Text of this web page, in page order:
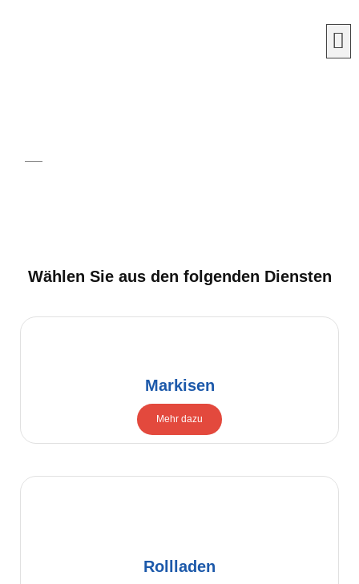
Wählen Sie aus den folgenden Diensten
Markisen
Mehr dazu
Rollladen